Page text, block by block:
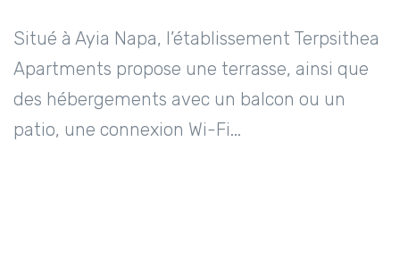
Situé à Ayia Napa, l’établissement Terpsithea
Apartments propose une terrasse, ainsi que
des hébergements avec un balcon ou un
patio, une connexion Wi-Fi...